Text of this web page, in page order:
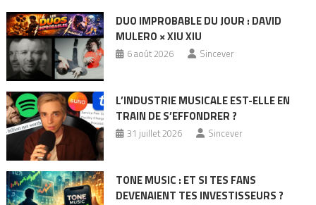
DUO IMPROBABLE DU JOUR : DAVID
MULERO × XIU XIU
6 août 2026 Sincever
L’INDUSTRIE MUSICALE EST-ELLE EN
TRAIN DE S’EFFONDRER ?
31 juillet 2026 Sincever
TONE MUSIC : ET SI TES FANS
DEVENAIENT TES INVESTISSEURS ?